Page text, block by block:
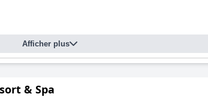
Afficher plus
& Spa